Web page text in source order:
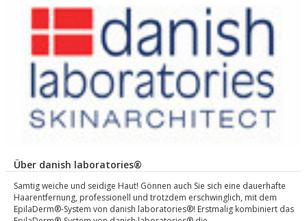
Über danish laboratories®
Samtig weiche und seidige Haut! Gönnen auch Sie sich eine dauerhafte
Haarentfernung, professionell und trotzdem erschwinglich, mit dem
EpilaDerm®-System von danish laboratories®! Erstmalig kombiniert das